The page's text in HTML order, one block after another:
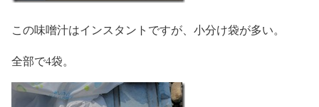
この味噌汁はインスタントですが、小分け袋が多い。
全部で4袋。